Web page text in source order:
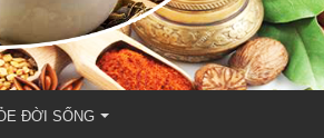
ĐỜI SỐNG